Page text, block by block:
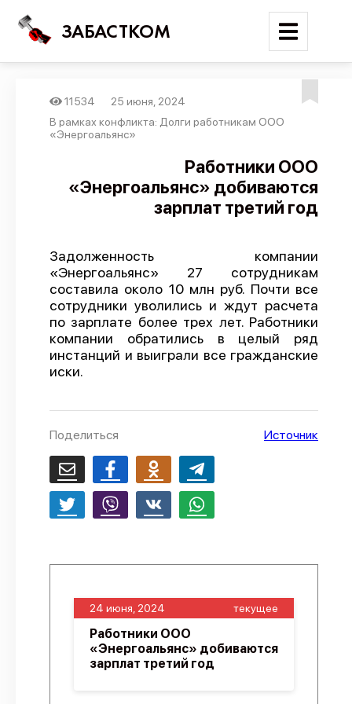
ЗАБАСТКОМ
Войти
Поиск
Новости
Карта событий
Отчеты
Предложить публикацию
Справочник
API
11534
25 июня, 2024
В рамках конфликта: Долги работникам ООО
«Энергоальянс»
Работники ООО
«Энергоальянс» добиваются
зарплат третий год
Задолженность компании
«Энергоальянс» 27 сотрудникам
составила около 10 млн руб. Почти все
сотрудники уволились и ждут расчета
по зарплате более трех лет. Работники
компании обратились в целый ряд
инстанций и выиграли все гражданские
иски.
Поделиться Источник
24 июня, 2024 текущее
Работники ООО
«Энергоальянс» добиваются
зарплат третий год